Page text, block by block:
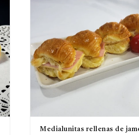
Medialunitas rellenas de